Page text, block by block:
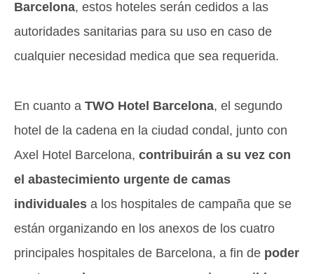
Barcelona, estos hoteles serán cedidos a las
autoridades sanitarias para su uso en caso de
cualquier necesidad medica que sea requerida.
En cuanto a TWO Hotel Barcelona, el segundo
hotel de la cadena en la ciudad condal, junto con
Axel Hotel Barcelona, contribuirán a su vez con
el abastecimiento urgente de camas
individuales a los hospitales de campaña que se
están organizando en los anexos de los cuatro
principales hospitales de Barcelona, a fin de poder